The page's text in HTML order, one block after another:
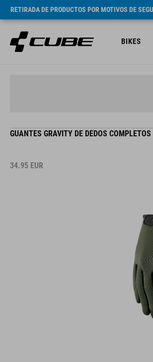
RETIRADA DE PRODUCTOS POR MOTIVOS DE
BIKES
GUANTES GRAVITY DE DEDOS
34.95 EUR